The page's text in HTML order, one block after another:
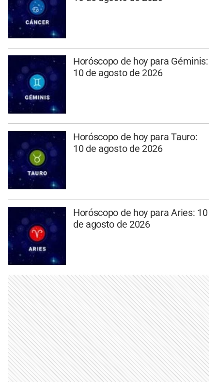
Horóscopo de hoy para Géminis:
10 de agosto de 2026
Horóscopo de hoy para Tauro:
10 de agosto de 2026
Horóscopo de hoy para Aries: 10
de agosto de 2026